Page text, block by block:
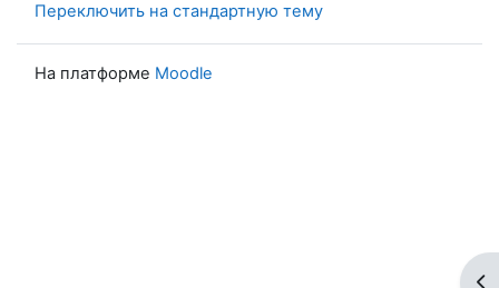
Переключить на стандартную тему
На платформе Moodle